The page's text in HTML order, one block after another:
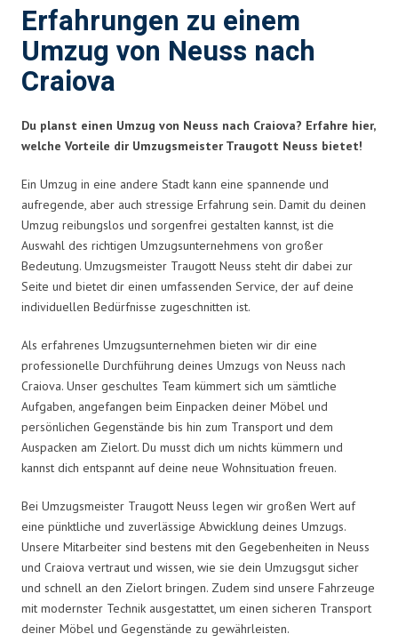
Erfahrungen zu einem
Umzug von Neuss nach
Craiova
Du planst einen Umzug von Neuss nach Craiova? Erfahre hier,
welche Vorteile dir Umzugsmeister Traugott Neuss bietet!
Ein Umzug in eine andere Stadt kann eine spannende und
aufregende, aber auch stressige Erfahrung sein. Damit du deinen
Umzug reibungslos und sorgenfrei gestalten kannst, ist die
Auswahl des richtigen Umzugsunternehmens von großer
Bedeutung. Umzugsmeister Traugott Neuss steht dir dabei zur
Seite und bietet dir einen umfassenden Service, der auf deine
individuellen Bedürfnisse zugeschnitten ist.
Als erfahrenes Umzugsunternehmen bieten wir dir eine
professionelle Durchführung deines Umzugs von Neuss nach
Craiova. Unser geschultes Team kümmert sich um sämtliche
Aufgaben, angefangen beim Einpacken deiner Möbel und
persönlichen Gegenstände bis hin zum Transport und dem
Auspacken am Zielort. Du musst dich um nichts kümmern und
kannst dich entspannt auf deine neue Wohnsituation freuen.
Bei Umzugsmeister Traugott Neuss legen wir großen Wert auf
eine pünktliche und zuverlässige Abwicklung deines Umzugs.
Unsere Mitarbeiter sind bestens mit den Gegebenheiten in Neuss
und Craiova vertraut und wissen, wie sie dein Umzugsgut sicher
und schnell an den Zielort bringen. Zudem sind unsere Fahrzeuge
mit modernster Technik ausgestattet, um einen sicheren Transport
deiner Möbel und Gegenstände zu gewährleisten.